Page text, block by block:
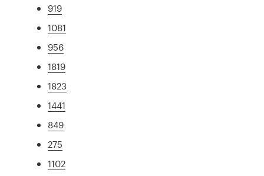
919
1081
956
1819
1823
1441
849
275
1102